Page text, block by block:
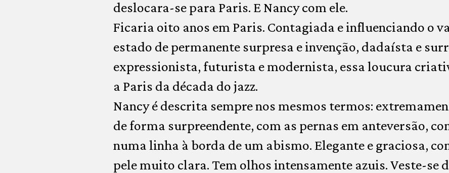
deslocara-se para Paris. E Nancy com ele.
Ficaria oito anos em Paris. Contagiada e influenciando o
estado de permanente surpresa e invenção, dadaísta e
expressionista, futurista e modernista, essa loucura
a Paris da década do jazz.
Nancy é descrita sempre nos mesmos termos:
de forma surpreendente, com as pernas em anteversão,
numa linha à borda de um abismo. Elegante e graciosa,
pele muito clara. Tem olhos intensamente azuis. Veste-se